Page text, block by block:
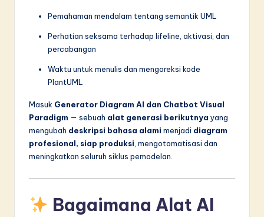
Pemahaman mendalam tentang semantik UML
Perhatian seksama terhadap lifeline, aktivasi, dan
percabangan
Waktu untuk menulis dan mengoreksi kode
PlantUML
Masuk Generator Diagram AI dan Chatbot Visual
Paradigm — sebuah alat generasi berikutnya yang
mengubah deskripsi bahasa alami menjadi diagram
profesional, siap produksi , mengotomatisasi dan
meningkatkan seluruh siklus pemodelan.
Bagaimana Alat AI